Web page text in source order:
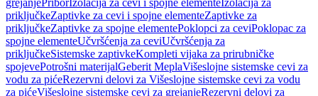
grejanjePriborIzolacija za cevi i spojne elementeIzolacija za
priključkeZaptivke za cevi i spojne elementeZaptivke za
priključkeZaptivke za spojne elementePoklopci za ceviPoklopac za
spojne elementeUčvršćenja za ceviUčvršćenja za
priključkeSistemske zaptivkeKompleti vijaka za prirubničke
spojevePotrošni materijalGeberit MeplaVišeslojne sistemske cevi za
vodu za pićeRezervni delovi za Višeslojne sistemske cevi za vodu
za pićeVišeslojne sistemske cevi za grejanjeRezervni delovi za